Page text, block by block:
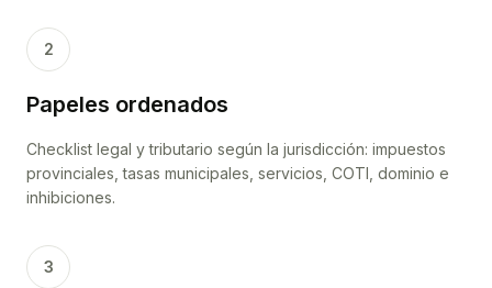
2
Papeles ordenados
Checklist legal y tributario según la jurisdicción: impuestos
provinciales, tasas municipales, servicios, COTI, dominio e
inhibiciones.
3